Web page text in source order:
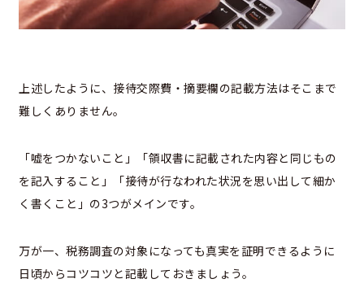
上述したように、接待交際費・摘要欄の記載方法はそこまで
難しくありません。
「嘘をつかないこと」「領収書に記載された内容と同じもの
を記入すること」「接待が行なわれた状況を思い出して細か
く書くこと」の3つがメインです。
万が一、税務調査の対象になっても真実を証明できるように
日頃からコツコツと記載しておきましょう。